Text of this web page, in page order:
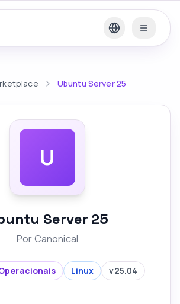
Ubuntu Server 25
U
Server 25
PorCanonical
Linux v25.04